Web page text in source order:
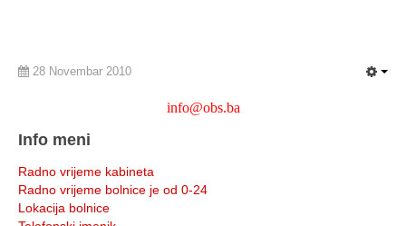
28 Novembar 2010
info@obs.ba
Info meni
Radno vrijeme kabineta
Radno vrijeme bolnice je od 0-24
Lokacija bolnice